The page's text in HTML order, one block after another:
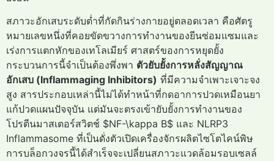
สภาวะอักเสบระดับต่ำที่กัดกินร่างกายอยู่ตลอดเวลา คือศัตรู
หมายเลขหนึ่งที่คอยขัดขวางการทำงานของยีนซ่อมแซมและ
เร่งการแตกหักของเทโลเมียร์ ศาสตร์ของการหยุดยั้ง
กระบวนการนี้จำเป็นต้องพึ่งพา ตัวยับยั้งการหลั่งสัญญาณ
อักเสบ (Inflammaging Inhibitors) ที่มีความจำเพาะเจาะจง
สูง สารประกอบเหล่านี้ไม่ได้ทำหน้าที่กดอาการปวดเหมือนยา
แก้ปวดแผนปัจจุบัน แต่มันจะตรงเข้ายับยั้งการทำงานของ
โปรตีนมาสเตอร์สวิตช์ $NF-\kappa B$ และ NLRP3
Inflammasome ที่เป็นดั่งตัวเปิดเครื่องจักรผลิตไซโตไคน์พิษ
การบล็อกวงจรนี้ได้สำเร็จจะเปลี่ยนสภาวะแวดล้อมรอบเซลล์